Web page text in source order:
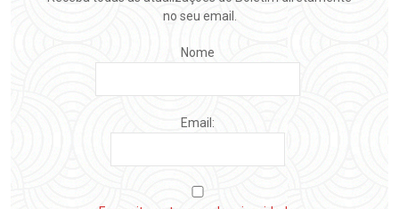
no seu email.
Nome
Email: